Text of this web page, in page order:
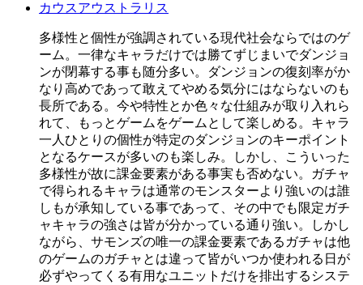
カウスアウストラリス
多様性と個性が強調されている現代社会ならではのゲ
ーム。一律なキャラだけでは勝てずじまいでダンジョ
ンが閉幕する事も随分多い。ダンジョンの復刻率がか
なり高めであって敢えてやめる気分にはならないのも
長所である。今や特性とか色々な仕組みが取り入れら
れて、もっとゲームをゲームとして楽しめる。キャラ
一人ひとりの個性が特定のダンジョンのキーポイント
となるケースが多いのも楽しみ。しかし、こういった
多様性が故に課金要素がある事実も否めない。ガチャ
で得られるキャラは通常のモンスターより強いのは誰
しもが承知している事であって、その中でも限定ガチ
ャキャラの強さは皆が分かっている通り強い。しかし
ながら、サモンズの唯一の課金要素であるガチャは他
のゲームのガチャとは違って皆がいつか使われる日が
必ずやってくる有用なユニットだけを排出するシステ